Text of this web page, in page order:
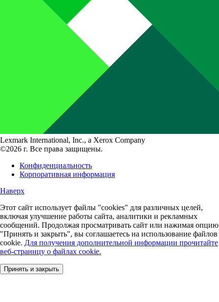
Lexmark International, Inc., a Xerox Company
©2026 г. Все права защищены.
Конфиденциальность
Корпоративная информация
Наверх
Этот сайт использует файлы "cookies" для различных целей,
включая улучшение работы сайта, аналитики и рекламных
сообщений. Продолжая просматривать сайт или нажимая опцию
"Принять и закрыть", вы соглашаетесь на использование файлов
cookie. Для получения дополнительной информации прочитайте
веб-страницу о файлах cookie.
Принять и закрыть